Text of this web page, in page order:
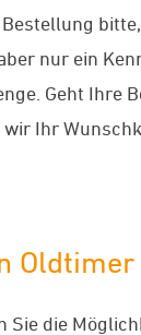
nur ein
Geht Ihre
Ihr
Oldtimer
Sie die